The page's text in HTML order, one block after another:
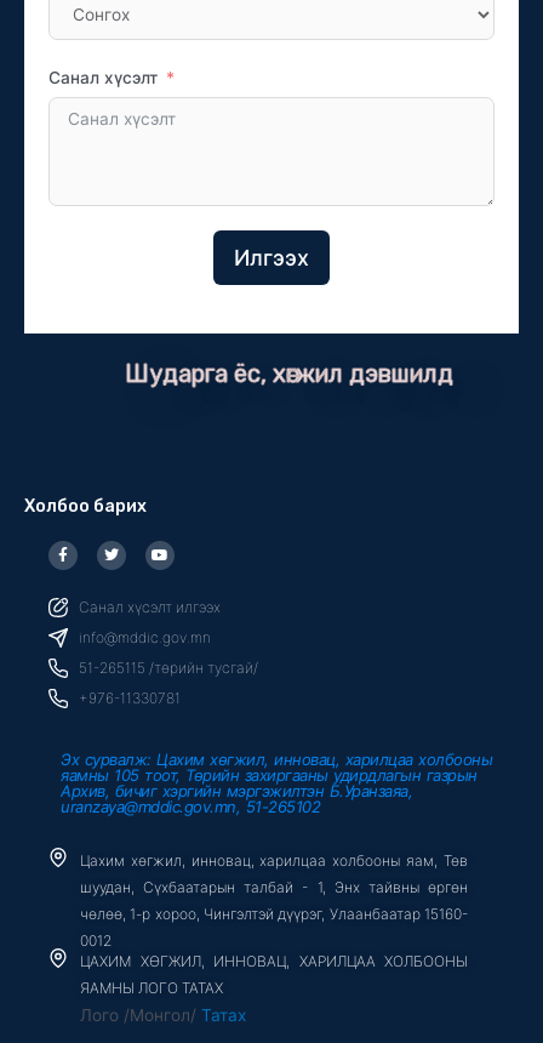
Санал хүсэлт
Илгээх
Шударга ёс, хөгжил дэвшилд
Холбоо барих
F
a
c
b
o
o
k
f
T
w
i
t
e
r
Y
o
u
u
b
e
Санал хүсэлт илгээх
info@mddic.gov.mn
51-265115 /төрийн тусгай/
+976-11330781
Эх сурвалж: Цахим хөгжил, инновац, харилцаа холбооны
яамны 105 тоот, Төрийн захиргааны удирдлагын газрын
Архив, бичиг хэргийн мэргэжилтэн Б.Уранзаяа,
uranzaya@mddic.gov.mn, 51-265102
Цахим хөгжил, инновац, харилцаа холбооны яам, Төв
шуудан, Сүхбаатарын талбай - 1, Энх тайвны өргөн
чөлөө, 1-р хороо, Чингэлтэй дүүрэг, Улаанбаатар 15160-
0012
ЦАХИМ ХӨГЖИЛ, ИННОВАЦ, ХАРИЛЦАА ХОЛБООНЫ
ЯАМНЫ ЛОГО ТАТАХ
Лого /Монгол/ Татах